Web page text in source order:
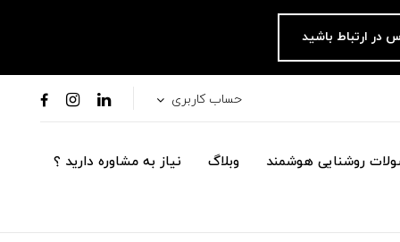
در ارتباط باشید
حساب کاربری
روشنایی هوشمند وبلاگ نیاز به مشاوره دارید ؟